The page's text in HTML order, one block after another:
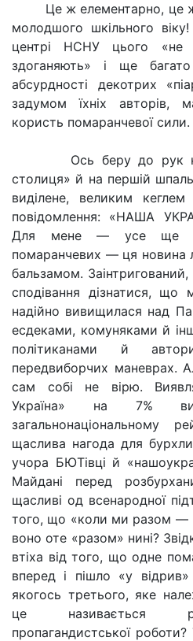
Це ж елементарно, це ж
молодшого шкільного
центрі НСНУ цього «не
здоганяють» і ще
абсурдності декотрих
задумом їхніх авторів,
користь помаранчевої сили.
Ось беру до рук
столиця» й на першій
виділене, великим кеглем
повідомлення: «НАША
Для мене — усе ще
помаранчевих — ця новина
бальзамом.
сподівання дізнатися,
надійно вивищилася над
есдеками, комуняками й
політиканами й
передвиборчих
сам собі не вірю.
Україна» на 7%
щаслива нагода для
учора БЮТівці й
Майдані перед
щасливі од всенародної
того, що «коли ми разом —
воно оте «разом» нині?
втіха від того, що одне
вперед і пішло «у
якогось третього, яке
це називається
пропагандистської